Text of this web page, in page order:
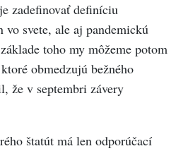
zadefinovať definíciu
vo svete, ale aj pandemickú
toho my môžeme potom
obmedzujú bežného
že v septembri závery
štatút má len odporúčací